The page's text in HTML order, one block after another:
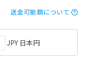
送金可能額について
JPY 日本円